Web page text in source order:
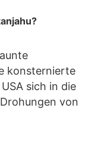
konsternierte
sich in die
von